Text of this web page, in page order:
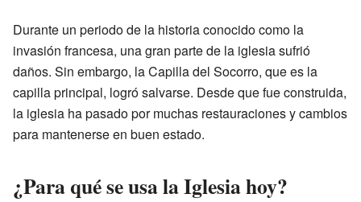
Durante un periodo de la historia conocido como la
invasión francesa, una gran parte de la iglesia sufrió
daños. Sin embargo, la Capilla del Socorro, que es la
capilla principal, logró salvarse. Desde que fue construida,
la iglesia ha pasado por muchas restauraciones y cambios
para mantenerse en buen estado.
¿Para qué se usa la Iglesia hoy?